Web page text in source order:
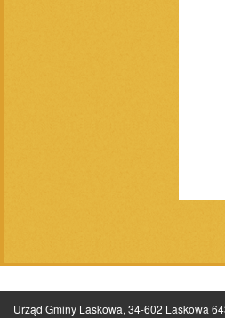
Urząd Gminy Laskowa, 34-602 Laskowa